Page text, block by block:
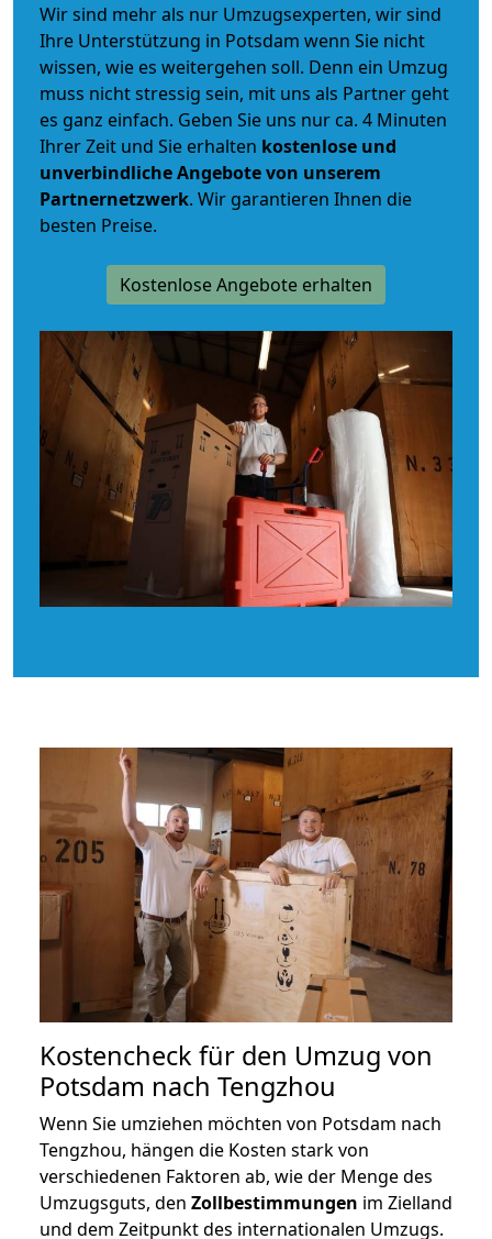
Wir sind mehr als nur Umzugsexperten, wir sind
Ihre Unterstützung in Potsdam wenn Sie nicht
wissen, wie es weitergehen soll. Denn ein Umzug
muss nicht stressig sein, mit uns als Partner geht
es ganz einfach. Geben Sie uns nur ca. 4 Minuten
Ihrer Zeit und Sie erhalten kostenlose und
unverbindlicheAngebote von unserem
Partnernetzwerk. Wir garantieren Ihnen die
besten Preise.
Kostenlose Angebote erhalten
Kostencheck für den Umzug von
Potsdam nach Tengzhou
Wenn Sie umziehen möchten von Potsdam nach
Tengzhou, hängen die Kosten stark von
verschiedenen Faktoren ab, wie der Menge des
Umzugsguts, den Zollbestimmungen im Zielland
und dem Zeitpunkt des internationalen Umzugs.